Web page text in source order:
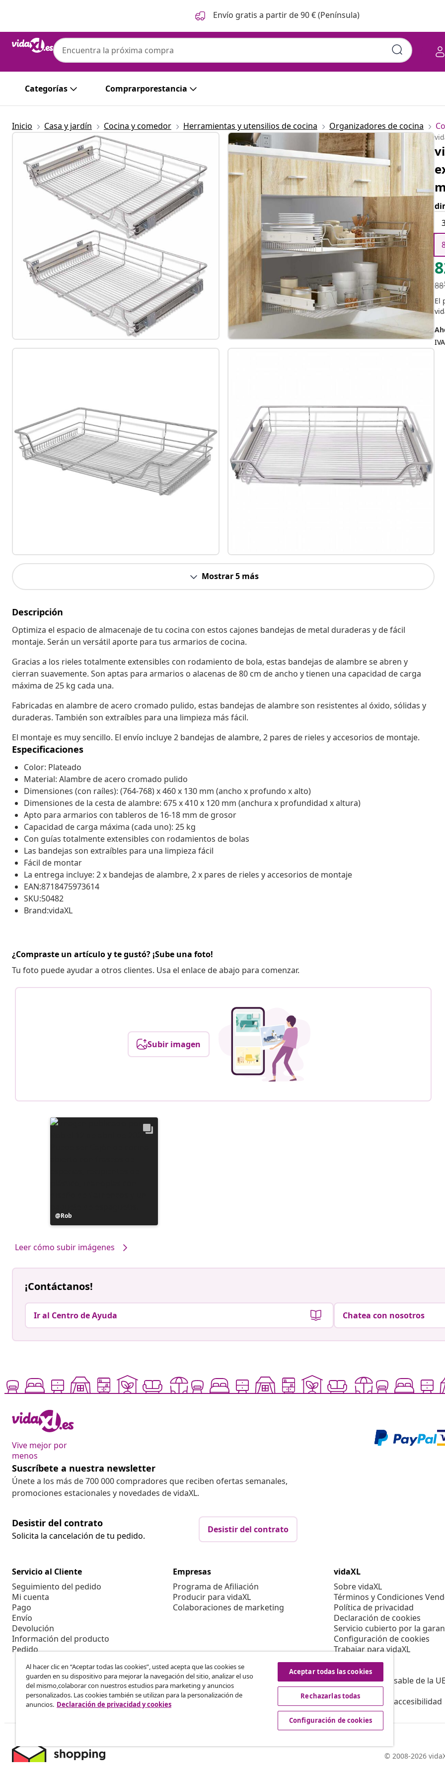
Envío gratis a partir de 90 € (Península)
Categorías Comprarporestancia
Inicio Casa y jardín Cocina y comedor Herramientas y utensilios de cocina Organizadores de cocina
Mostrar 5 más
Descripción
Optimiza el espacio de almacenaje de tu cocina con estos cajones bandejas de metal duraderas y de fácil
montaje. Serán un versátil aporte para tus armarios de cocina.
Gracias a los rieles totalmente extensibles con rodamiento de bola, estas bandejas de alambre se abren y
cierran suavemente. Son aptas para armarios o alacenas de 80 cm de ancho y tienen una capacidad de carga
máxima de 25 kg cada una.
Fabricadas en alambre de acero cromado pulido, estas bandejas de alambre son resistentes al óxido, sólidas y
duraderas. También son extraíbles para una limpieza más fácil.
El montaje es muy sencillo. El envío incluye 2 bandejas de alambre, 2 pares de rieles y accesorios de montaje.
Especificaciones
Color: Plateado
Material: Alambre de acero cromado pulido
Dimensiones (con raíles): (764-768) x 460 x 130 mm (ancho x profundo x alto)
Dimensiones de la cesta de alambre: 675 x 410 x 120 mm (anchura x profundidad x altura)
Apto para armarios con tableros de 16-18 mm de grosor
Capacidad de carga máxima (cada uno): 25 kg
Con guías totalmente extensibles con rodamientos de bolas
Las bandejas son extraíbles para una limpieza fácil
Fácil de montar
La entrega incluye: 2 x bandejas de alambre, 2 x pares de rieles y accesorios de montaje
EAN:8718475973614
SKU:50482
Brand:vidaXL
¿Compraste un artículo y te gustó? ¡Sube una foto!
Tu foto puede ayudar a otros clientes. Usa el enlace de abajo para comenzar.
Subir imagen
Publicación
realizada
Rob
Leer cómo subir imágenes
88
El
¡Contáctanos!
Ir al Centro de Ayuda Chatea con nosotros
Vive mejor por
menos
Suscríbete a nuestra newsletter
Únete a los más de 700 000 compradores que reciben ofertas semanales,
promociones estacionales y novedades de vidaXL.
Desistir del contrato
Solicita la cancelación de tu pedido.
Desistir del contrato
Servicio al Cliente
Seguimiento del pedido
Mi cuenta
Pago
Envío
Devolución
Información del producto
Pedido
Empresas
Programa de Afiliación
Producir para vidaXL
Colaboraciones de marketing
vidaXL
Sobre vidaXL
Términos y Condiciones
Política de privacidad
Declaración de cookies
Servicio cubierto por la
Configuración de cookies
Trabajar para vidaXL
Aviso legal
Seguridad
Persona responsable de la UE
Política de EPR
Información de accesibilidad
© 2008-2026
Al hacer clic en “Aceptar todas las cookies”, usted acepta que las cookies se
guarden en su dispositivo para mejorar la navegación del sitio, analizar el uso
del mismo,colaborar con nuestros estudios para marketing y anuncios
personalizados. Las cookies también se utilizan para la personalización de
anuncios. Declaración de privacidad y cookies
Aceptar todas las cookies
Rechazarlas todas
Configuración de cookies